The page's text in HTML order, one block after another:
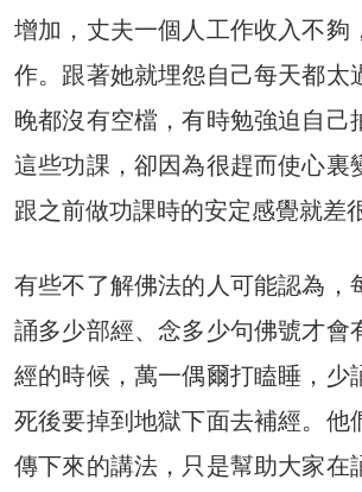
增加，丈夫一個人工作收入不夠
作。跟著她就埋怨自己每天都太
晚都沒有空檔，有時勉強迫自己
這些功課，卻因為很趕而使心裏
跟之前做功課時的安定感覺就差
有些不了解佛法的人可能認為，
誦多少部經、念多少句佛號才會
經的時候，萬一偶爾打瞌睡，少
死後要掉到地獄下面去補經。他
傳下來的講法，只是幫助大家在